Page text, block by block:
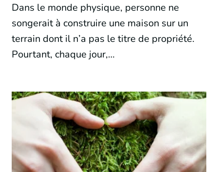
Dans le monde physique, personne ne
songerait à construire une maison sur un
terrain dont il n’a pas le titre de propriété.
Pourtant, chaque jour,…